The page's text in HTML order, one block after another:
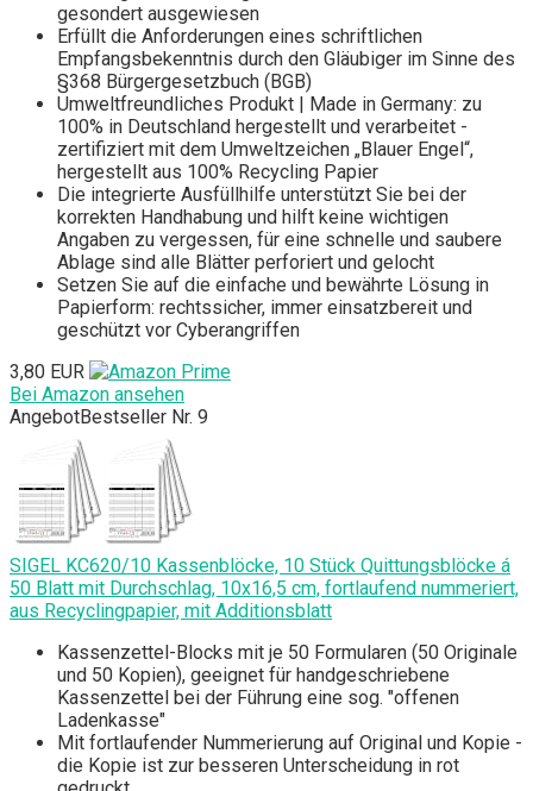
gesondert ausgewiesen
Erfüllt die Anforderungen eines schriftlichen
Empfangsbekenntnis durch den Gläubiger im Sinne des
§368 Bürgergesetzbuch (BGB)
Umweltfreundliches Produkt | Made in Germany: zu
100% in Deutschland hergestellt und verarbeitet -
zertifiziert mit dem Umweltzeichen „Blauer Engel“,
hergestellt aus 100% Recycling Papier
Die integrierte Ausfüllhilfe unterstützt Sie bei der
korrekten Handhabung und hilft keine wichtigen
Angaben zu vergessen, für eine schnelle und saubere
Ablage sind alle Blätter perforiert und gelocht
Setzen Sie auf die einfache und bewährte Lösung in
Papierform: rechtssicher, immer einsatzbereit und
geschützt vor Cyberangriffen
3,80 EUR
Bei Amazon ansehen
AngebotBestseller Nr. 9
SIGEL KC620/10 Kassenblöcke, 10 Stück Quittungsblöcke á
50 Blatt mit Durchschlag, 10x16,5 cm, fortlaufend nummeriert,
aus Recyclingpapier, mit Additionsblatt
Kassenzettel-Blocks mit je 50 Formularen (50 Originale
und 50 Kopien), geeignet für handgeschriebene
Kassenzettel bei der Führung eine sog. "offenen
Ladenkasse"
Mit fortlaufender Nummerierung auf Original und Kopie -
die Kopie ist zur besseren Unterscheidung in rot